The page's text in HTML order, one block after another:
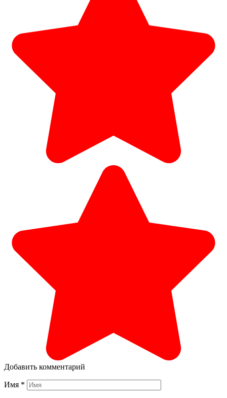
Добавить комментарий
Имя *